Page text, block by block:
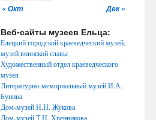
« Окт Дек »
Веб-сайты музеев Ельца:
Елецкий городской краеведческий музей,
музей воинской славы
Художественный отдел краеведческого
музея
Литературно-мемориальный музей И.А.
Бунина
Дом-музей Н.Н. Жукова
Дом-музей Т.Н. Хренникова